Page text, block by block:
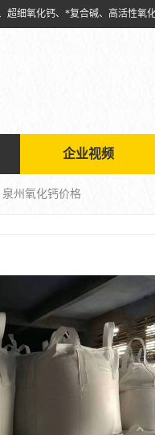
企业视频
州氧化钙价格